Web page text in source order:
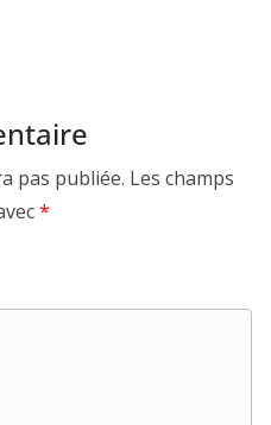
pas publiée. Les champs
*